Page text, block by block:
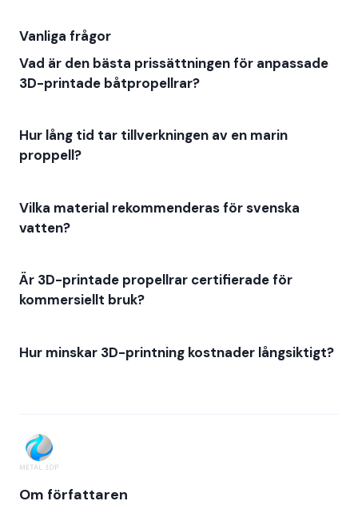
Vanliga frågor
Vad är den bästa prissättningen för anpassade
3D-printade båtpropellrar?
Hur lång tid tar tillverkningen av en marin
proppell?
Vilka material rekommenderas för svenska
vatten?
Är 3D-printade propellrar certifierade för
kommersiellt bruk?
Hur minskar 3D-printning kostnader långsiktigt?
Om författaren